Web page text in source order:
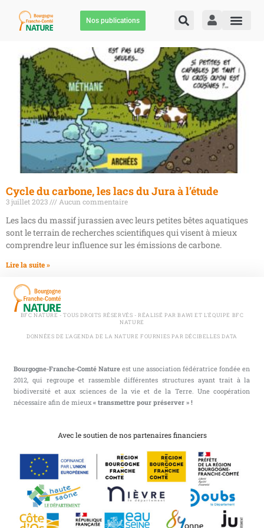
Nos publications
Cycle du carbone, les lacs du Jura à l’étude
3 juillet 2023 Aucun commentaire
Les lacs du massif jurassien avec leurs petites bêtes aquatiques
sont le terrain de recherches scientifiques qui visent à mieux
comprendre leur influence sur les émissions de carbone.
Lire la suite »
BFC NATURE - TOUS DROITS RÉSERVÉS - RÉALISÉ PAR BAWI ET L'ÉQUIPE BFC
NATURE
DONNÉES DE L'AGENDA DE LA NATURE FOURNIES PAR DÉCIBELLES DATA
Bourgogne-Franche-Comté Nature est une association fédératrice fondée en
2012, qui regroupe et rassemble différentes structures ayant trait à la
biodiversité et aux sciences de la vie et de la Terre. Une coopération
nécessaire afin de mieux« transmettre pour préserver » !
Avec le soutien de nos partenaires financiers